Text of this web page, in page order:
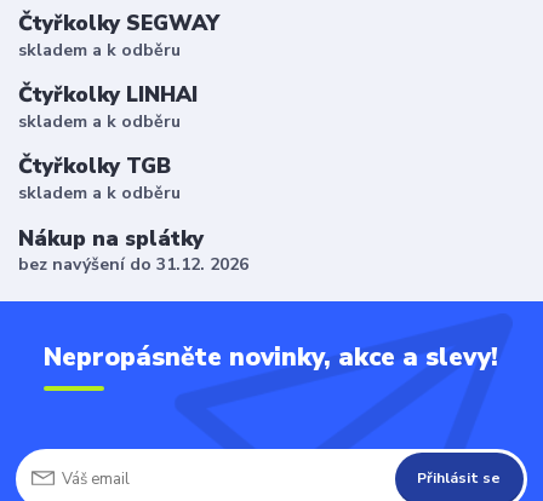
Čtyřkolky SEGWAY
skladem a k odběru
Čtyřkolky LINHAI
skladem a k odběru
Čtyřkolky TGB
skladem a k odběru
Nákup na splátky
bez navýšení do 31.12. 2026
Nepropásněte novinky, akce a slevy!
Přihlásit se